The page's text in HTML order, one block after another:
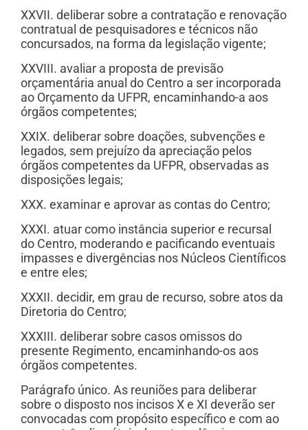
XXVII. deliberar sobre a contratação e renovação
contratual de pesquisadores e técnicos não
concursados, na forma da legislação vigente;
XXVIII. avaliar a proposta de previsão
orçamentária anual do Centro a ser incorporada
ao Orçamento da UFPR, encaminhando-a aos
órgãos competentes;
XXIX. deliberar sobre doações, subvenções e
legados, sem prejuízo da apreciação pelos
órgãos competentes da UFPR, observadas as
disposições legais;
XXX. examinar e aprovar as contas do Centro;
XXXI. atuar como instância superior e recursal
do Centro, moderando e pacificando eventuais
impasses e divergências nos Núcleos Científicos
e entre eles;
XXXII. decidir, em grau de recurso, sobre atos da
Diretoria do Centro;
XXXIII. deliberar sobre casos omissos do
presente Regimento, encaminhando-os aos
órgãos competentes.
Parágrafo único. As reuniões para deliberar
sobre o disposto nos incisos X e XI deverão ser
convocadas com propósito específico e com ao